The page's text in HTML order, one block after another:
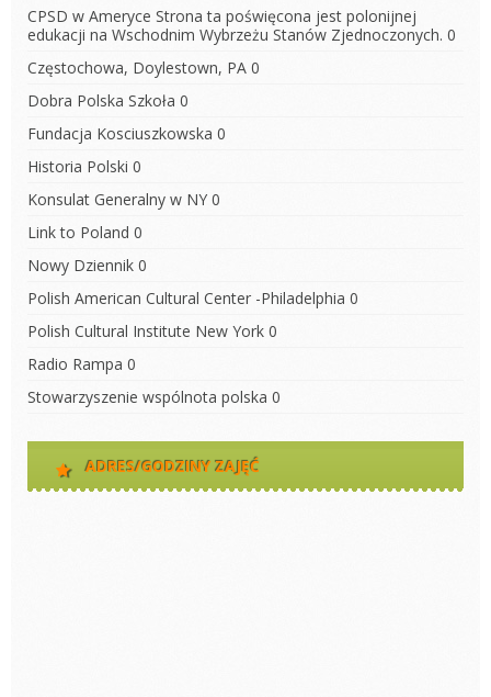
CPSD w Ameryce Strona ta poświęcona jest polonijnej
edukacji na Wschodnim Wybrzeżu Stanów Zjednoczonych. 0
Częstochowa, Doylestown, PA 0
Dobra Polska Szkoła 0
Fundacja Kosciuszkowska 0
Historia Polski 0
Konsulat Generalny w NY 0
Link to Poland 0
Nowy Dziennik 0
Polish American Cultural Center -Philadelphia 0
Polish Cultural Institute New York 0
Radio Rampa 0
Stowarzyszenie wspólnota polska 0
ADRES/GODZINY ZAJĘĆ